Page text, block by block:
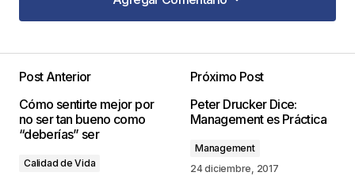
Agregar Comentario
publicada. Los campos obligatorios están
marcados con*
Comentario
Post Anterior
Cómo sentirte mejor por
no ser tan bueno como
“deberías” ser
Calidad de Vida
Próximo Post
Peter Drucker Dice:
Management es Práctica
Management
24 diciembre, 2017